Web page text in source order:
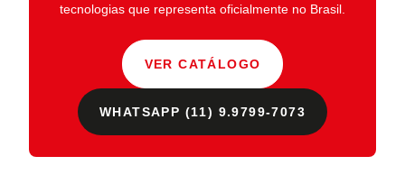
tecnologias que representa oficialmente no Brasil.
VER CATÁLOGO
WHATSAPP (11) 9.9799-7073